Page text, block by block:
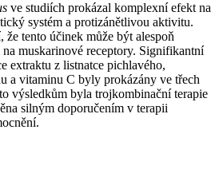
ve studiích prokázal komplexní efekt na
systém a protizánětlivou aktivitu.
tento účinek může být alespoň
na muskarinové receptory. Signifikantní
extraktu z listnatce pichlavého,
a vitaminu C byly prokázány ve třech
výsledkům byla trojkombinační terapie
silným doporučením v terapii